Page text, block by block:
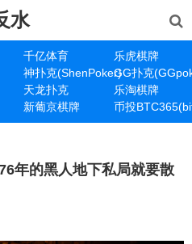
水
千亿体育
乐虎棋牌
神扑克(ShenPoker)GG扑克
天龙扑克
乐淘棋牌
新葡京棋牌 币投
年的黑人地下私局就要散